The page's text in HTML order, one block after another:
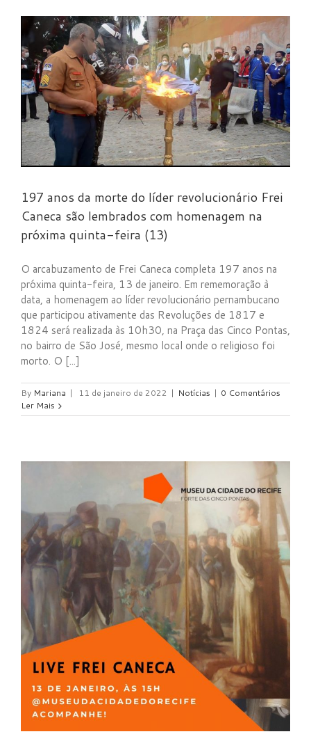
197 anos da morte do líder revolucionário Frei
Caneca são lembrados com homenagem na
próxima quinta-feira (13)
O arcabuzamento de Frei Caneca completa 197 anos na
próxima quinta-feira, 13 de janeiro. Em rememoração à
data, a homenagem ao líder revolucionário pernambucano
que participou ativamente das Revoluções de 1817 e
1824 será realizada às 10h30, na Praça das Cinco Pontas,
no bairro de São José, mesmo local onde o religioso foi
morto. O [...]
By Mariana | 11 de janeiro de 2022 | Notícias | 0 Comentários
Ler Mais